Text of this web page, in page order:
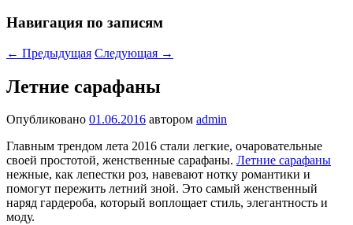
Навигация по записям
← Предыдущая Следующая →
Летние сарафаны
Опубликовано 01.06.2016 автором admin
Главным трендом лета 2016 стали легкие, очаровательные
своей простотой, женственные сарафаны. Летние сарафаны
нежные, как лепестки роз, навевают нотку романтики и
помогут пережить летний зной. Это самый женственный
наряд гардероба, который воплощает стиль, элегантность и
моду.